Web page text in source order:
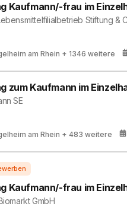
Kaufmann/-frau im
Stiftung &
am Rhein + 1346 weitere
zum Kaufmann im
SE
am Rhein + 483 weitere
Kaufmann/-frau im
GmbH